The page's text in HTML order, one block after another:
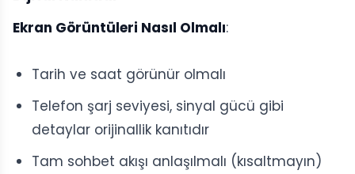
Ekran Görüntüleri Nasıl Olmalı:
Tarih ve saat görünür olmalı
Telefon şarj seviyesi, sinyal gücü gibi
detaylar orijinallik kanıtıdır
Tam sohbet akışı anlaşılmalı (kısaltmayın)